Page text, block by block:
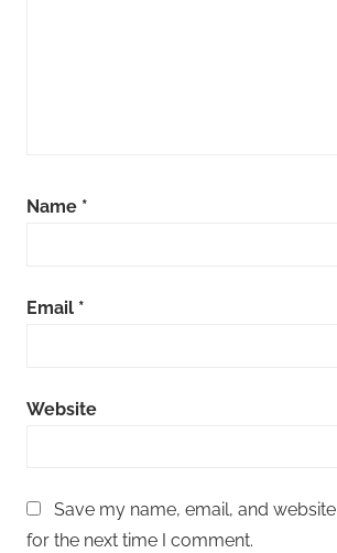
Name *
Email *
Website
Save my name, email, and
for the next time I comment.